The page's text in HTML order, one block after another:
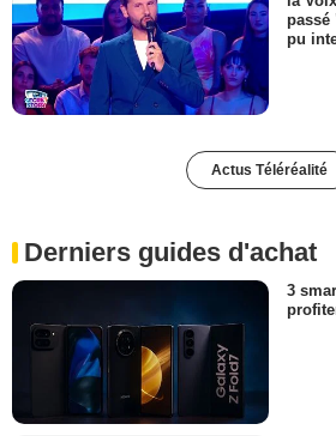
passé
pu
Actus Téléréalité
Derniers guides d'achat
3